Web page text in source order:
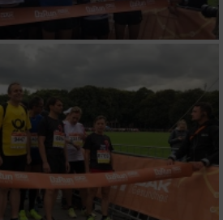
für personalisierte
zur Auswahl
zur Personalisierung
zur Auswahl